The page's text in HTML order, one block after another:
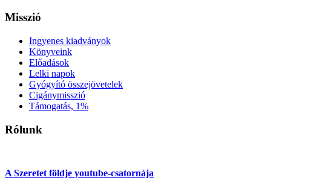
Misszió
Ingyenes kiadványok
Könyveink
Előadások
Lelki napok
Gyógyító összejövetelek
Cigánymisszió
Támogatás, 1%
Rólunk
A Szeretet földje youtube-csatornája